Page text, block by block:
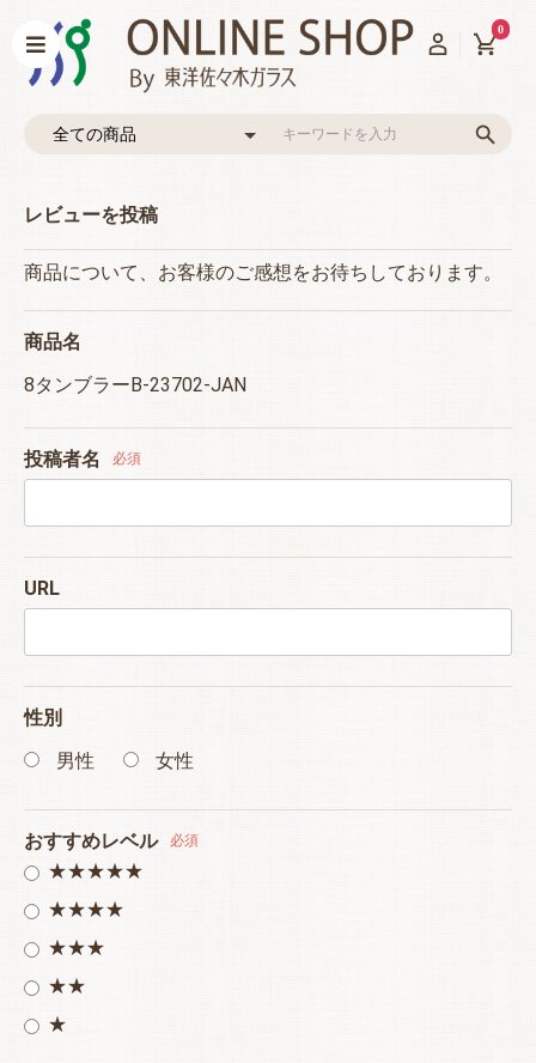
0
レビューを投稿
商品について、お客様のご感想をお待ちしております。
商品名
8タンブラーB-23702-JAN
投稿者名 必須
URL
性別
男性
女性
おすすめレベル 必須
★★★★★
★★★★
★★★
★★
★